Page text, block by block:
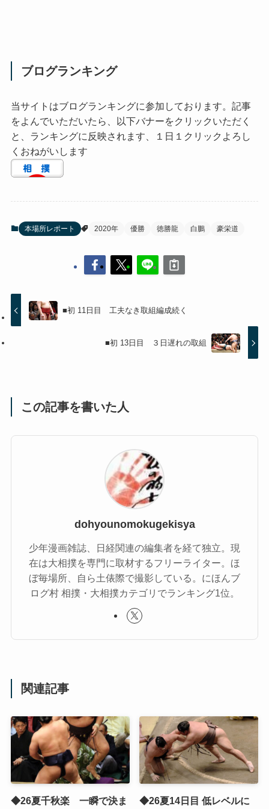
ブログランキング
当サイトはブログランキングに参加しております。記事
をよんでいただいたら、以下バナーをクリックいただく
と、ランキングに反映されます、１日１クリックよろし
くおねがいします
本場所レポート 2020年 優勝 徳勝龍 白鵬 豪栄道
■初 11日目 工夫なき取組編成続く
■初 13日目 ３日遅れの取組
この記事を書いた人
dohyounomokugekisya
少年漫画雑誌、日経関連の編集者を経て独立。現
在は大相撲を専門に取材するフリーライター。ほ
ぼ毎場所、自ら土俵際で撮影している。にほんブ
ログ村 相撲・大相撲カテゴリでランキング1位。
関連記事
◆26夏千秋楽 一瞬で決ま ◆26夏14日目 低レベルに